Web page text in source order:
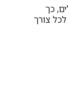
כך
צורך